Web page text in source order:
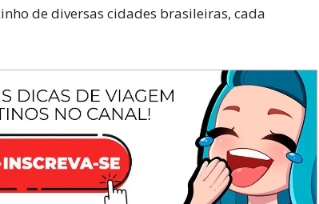
de diversas cidades brasileiras, cada